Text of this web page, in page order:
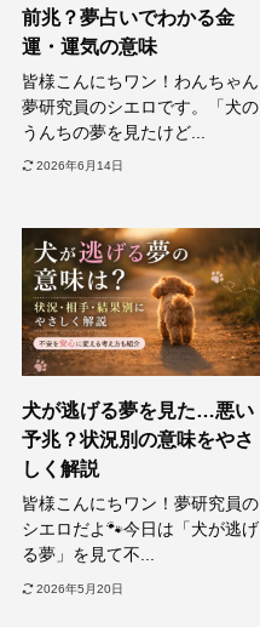
前兆？夢占いでわかる金
運・運気の意味
皆様こんにちワン！わんちゃん
夢研究員のシエロです。「犬の
うんちの夢を見たけど...
2026年6月14日
犬が逃げる夢を見た…悪い
予兆？状況別の意味をやさ
しく解説
皆様こんにちワン！夢研究員の
シエロだよ🐾今日は「犬が逃げ
る夢」を見て不...
2026年5月20日